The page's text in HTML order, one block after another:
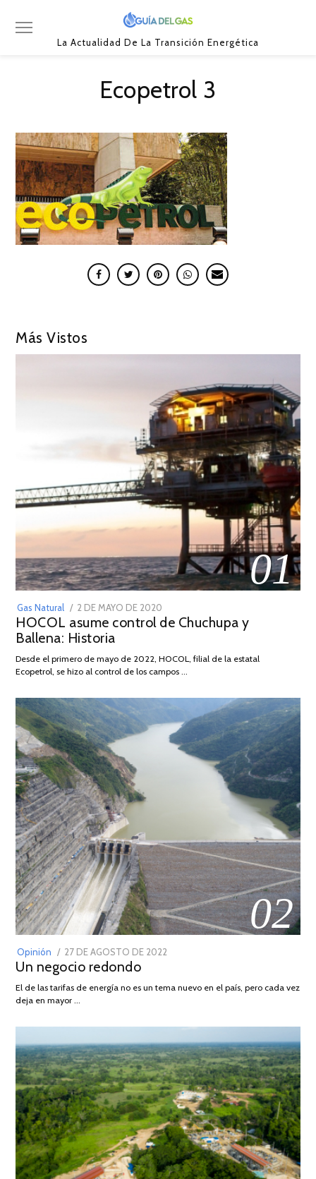
La Actualidad De La Transición Energética
Ecopetrol 3
Más Vistos
01
Gas Natural
POSTED
ON
2 DE MAYO DE 2020
DE
2026
HOCOL asume control de Chuchupa y
Ballena: Historia
Desde el primero de mayo de 2022, HOCOL, filial de la estatal
Ecopetrol, se hizo al control de los campos …
02
Opinión
POSTED
ON
27 DE AGOSTO DE 2022
DE
Un negocio redondo
El de las tarifas de energía no es un tema nuevo en el país, pero cada vez
deja en mayor …